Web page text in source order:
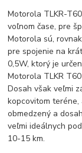
Motorola TLKR-
voľnom čase, pre
Motorola sú,
pre spojenie na
0,5W, ktorý je
Motorola TLKR
Dosah však veľmi
kopcovitom
obmedzený a
veľmi ideálnych
10-15 km.